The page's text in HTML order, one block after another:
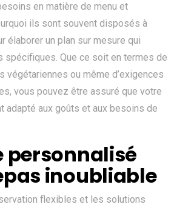
en matière de menu et
ils sont souvent disposés à
élaborer un plan sur mesure qui
spécifiques. Que ce soit en termes de
végétariennes ou même d’exigences
vous pouvez être assuré que votre
adapté aux goûts et aux besoins de
personnalisé
inoubliable
flexibles et les solutions